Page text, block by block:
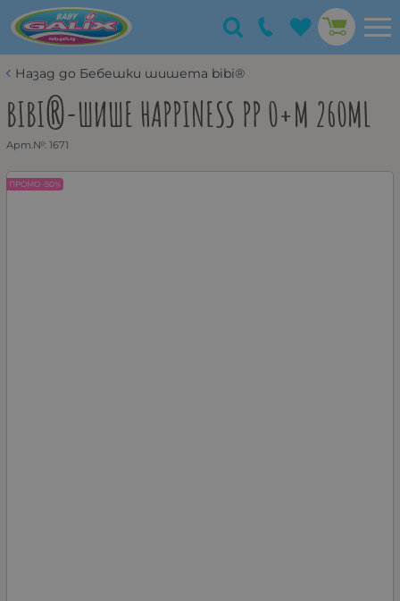
Назад до Бебешки шишета bibi®
BIBI®-ШИШЕ HAPPINESS PP 0+М 260ML
Арт.№: 1671
ПРОМО -50%